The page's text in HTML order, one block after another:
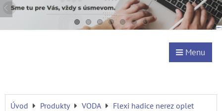
Menu
Úvod Produkty VODA Flexi hadice nerez oplet